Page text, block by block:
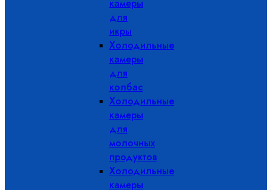
камеры
для
икры
Холодильные
камеры
для
колбас
Холодильные
камеры
для
молочных
продуктов
Холодильные
камеры